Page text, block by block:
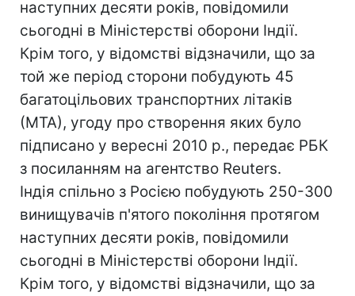
наступних десяти років, повідомили
сьогодні в Міністерстві оборони Індії.
Крім того, у відомстві відзначили, що за
той же період сторони побудують 45
багатоцільових транспортних літаків
(МТА), угоду про створення яких було
підписано у вересні 2010 р., передає РБК
з посиланням на агентство Reuters.
Індія спільно з Росією побудують 250-300
винищувачів п'ятого покоління протягом
наступних десяти років, повідомили
сьогодні в Міністерстві оборони Індії.
Крім того, у відомстві відзначили, що за